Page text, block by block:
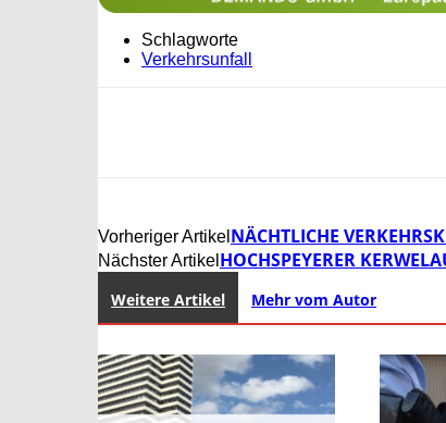
Schlagworte
Verkehrsunfall
Vorheriger Artikel NÄCHTLICHE
Nächster Artikel HOCHSPEYERER
Weitere Artikel Mehr vom Autor